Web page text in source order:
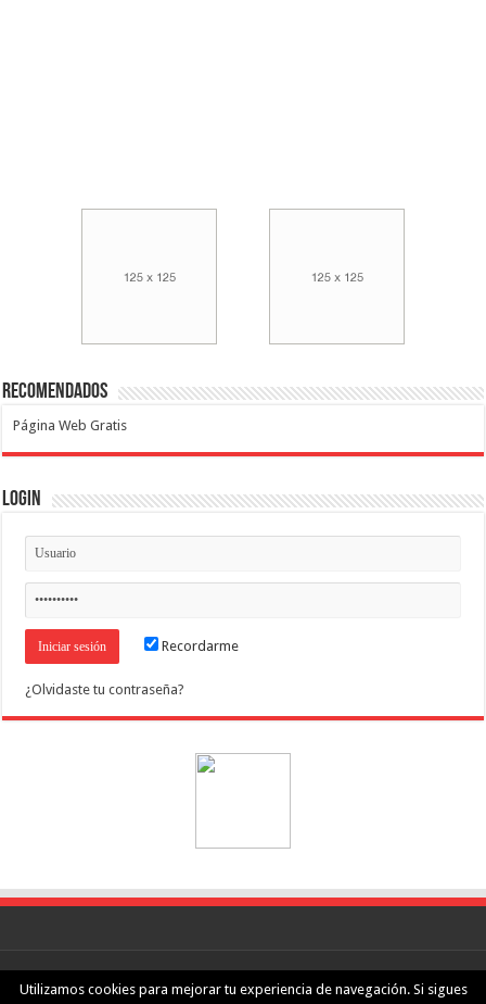
Recomendados
Página Web Gratis
Login
Recordarme
¿Olvidaste tu contraseña?
Utilizamos cookies para mejorar tu experiencia de navegación. Si sigues